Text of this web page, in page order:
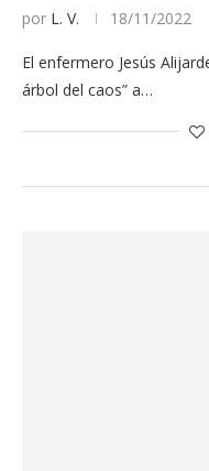
por L. V. 18/11/2022
El enfermero Jesús
árbol del caos” a…